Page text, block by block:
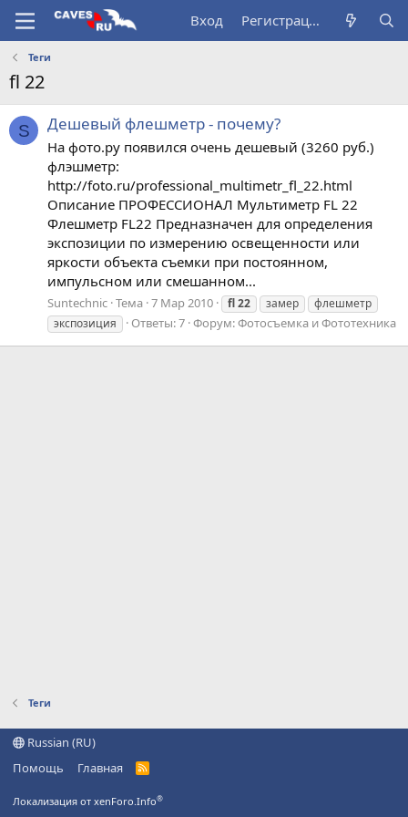
Вход Регистрация
Теги
fl 22
S Дешевый флешметр - почему?
На фото.ру появился очень дешевый (3260 руб.)
флэшметр:
http://foto.ru/professional_multimetr_fl_22.html
Описание ПРОФЕССИОНАЛ Мультиметр FL 22
Флешметр FL22 Предназначен для определения
экспозиции по измерению освещенности или
яркости объекта съемки при постоянном,
импульсном или смешанном...
Suntechnic Тема 7 Мар 2010 fl22 замер
флешметр
экспозиция
Ответы: 7 Форум:Фотосъемка и Фототехника
Теги
Russian (RU)
Помощь
Главная
R
Локализация от xenForo.Info®